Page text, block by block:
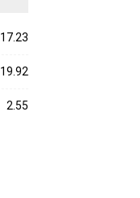
17.23
19.92
2.55